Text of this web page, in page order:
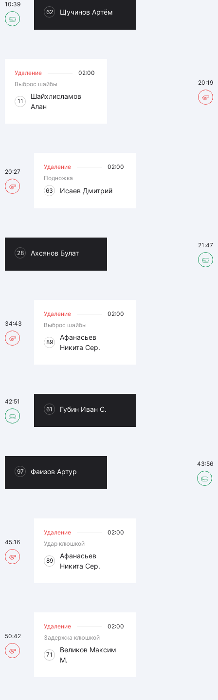
62 Щучинов Артём
10:39
Удаление
02:00
Выброс шайбы
11
Шайхлисламов
Алан
20:19
Удаление
02:00
Подножка
63
Исаев Дмитрий
20:27
28 Ахсянов Булат
21:47
Удаление
02:00
Выброс шайбы
89
Афанасьев
Никита Сер.
34:43
61 Губин Иван С.
42:51
97 Фаизов Артур
43:56
Удаление
02:00
Удар клюшкой
89
Афанасьев
Никита Сер.
45:16
Удаление
02:00
Задержка клюшкой
71
Великов Максим
М.
50:42